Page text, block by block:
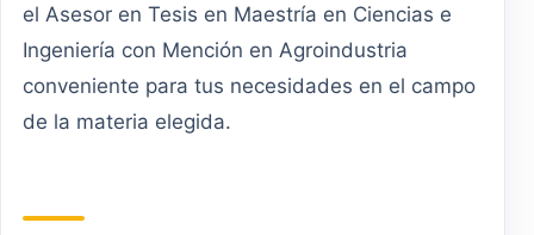
el Asesor en Tesis en Maestría en Ciencias e
Ingeniería con Mención en Agroindustria
conveniente para tus necesidades en el campo
de la materia elegida.